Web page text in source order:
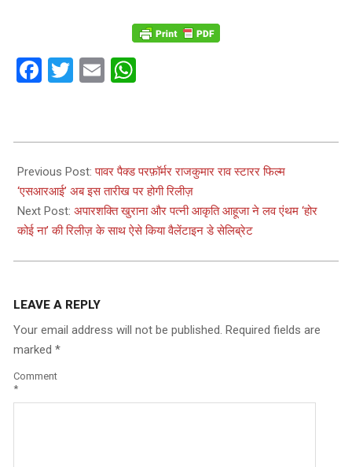
Facebook
Twitter
Email
02-
15
Previous Post:पावर पैक्ड परफ़ॉर्मर राजकुमार राव स्टारर फिल्म
‘एसआरआई’ अब इस तारीख पर होगी रिलीज़
Next Post: अपारशक्ति खुराना और पत्नी आकृति आहूजा ने लव एंथम ‘होर
कोई ना’ की रिलीज़ के साथ ऐसे किया वैलेंटाइन डे सेलिब्रेट
LEAVE A REPLY
Your email address will not be published. Required fields are
marked *
Comment
*